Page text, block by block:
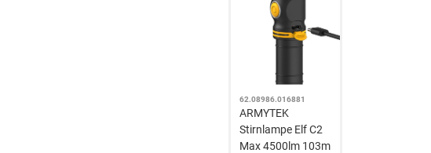
62.08986.016881
ARMYTEK
Stirnlampe Elf C2
Max 4500lm 103m